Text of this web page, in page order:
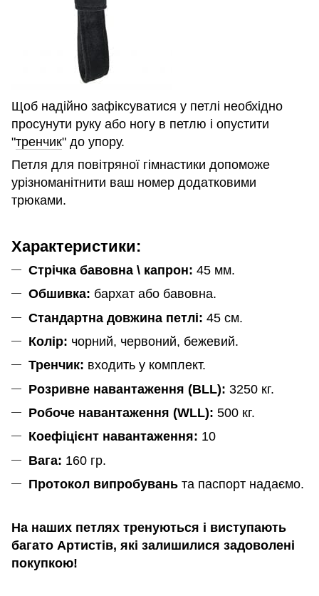
Щоб надійно зафіксуватися у петлі необхідно
просунути руку або ногу в петлю і опустити
"тренчик" до упору.
Петля для повітряної гімнастики допоможе
урізноманітнити ваш номер додатковими
трюками.
Характеристики:
Стрічка бавовна \ капрон: 45 мм.
Обшивка: бархат або бавовна.
Стандартна довжина петлі: 45 см.
Колір: чорний, червоний, бежевий.
Тренчик: входить у комплект.
Розривне навантаження (BLL): 3250 кг.
Робоче навантаження (WLL): 500 кг.
Коефіцієнт навантаження: 10
Вага: 160 гр.
Протокол випробувань та паспорт надаємо.
На наших петлях тренуються і виступають
багато Артистів, які залишилися задоволені
покупкою!